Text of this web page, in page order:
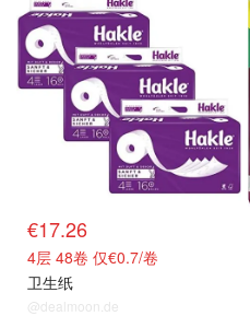
€17.26
4层 48卷 仅€0.7/卷
卫生纸
@dealmoon.de